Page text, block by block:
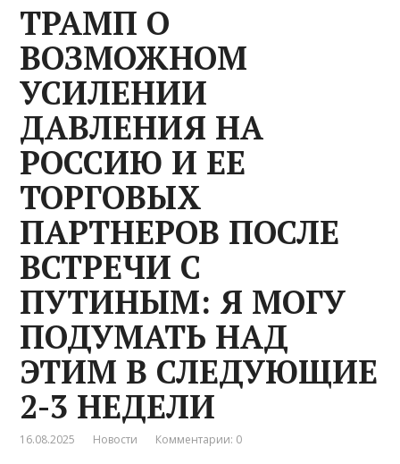
ТРАМП О
ВОЗМОЖНОМ
УСИЛЕНИИ
ДАВЛЕНИЯ НА
РОССИЮ И ЕЕ
ТОРГОВЫХ
ПАРТНЕРОВ ПОСЛЕ
ВСТРЕЧИ С
ПУТИНЫМ: Я МОГУ
ПОДУМАТЬ НАД
ЭТИМ В СЛЕДУЮЩИЕ
2-3 НЕДЕЛИ
16.08.2025 Новости Комментарии: 0